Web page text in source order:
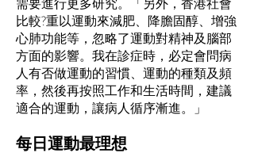
比較?重以運動來減肥、降膽固醇、增強
心肺功能等，忽略了運動對精神及腦部
方面的影響。我在診症時，必定會問病
人有否做運動的習慣、運動的種類及頻
率，然後再按照工作和生活時間，建議
適合的運動，讓病人循序漸進。」
每日運動最理想